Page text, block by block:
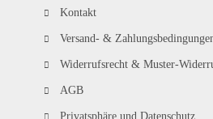
Kontakt
Versand- &
Widerrufsrecht & Muster-
AGB
Privatsphäre und Datenschutz